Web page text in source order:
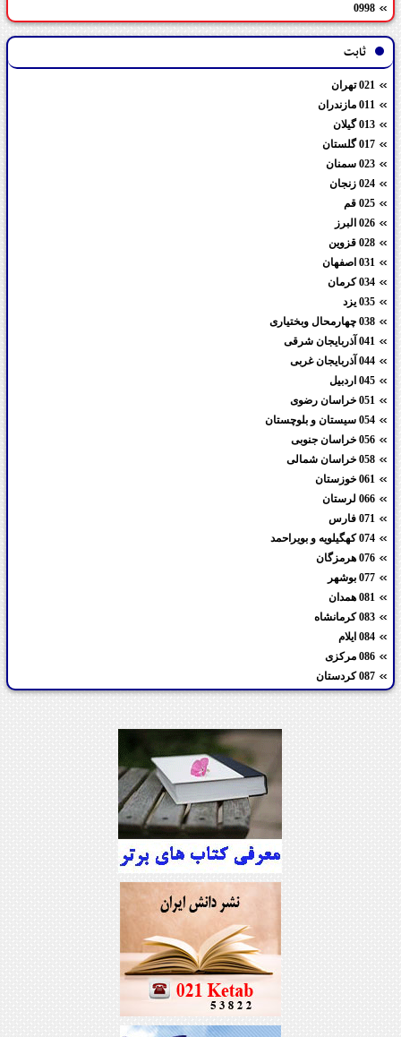
0998
ثابت
021 تهران
011 مازندران
013 گیلان
017 گلستان
023 سمنان
024 زنجان
025 قم
026 البرز
028 قزوین
031 اصفهان
034 کرمان
035 یزد
038 چهارمحال وبختیاری
041 آذربایجان شرقی
044 آذربایجان غربی
045 اردبیل
051 خراسان رضوی
054 سیستان و بلوچستان
056 خراسان جنوبی
058 خراسان شمالی
061 خوزستان
066 لرستان
071 فارس
074 کهگیلویه و بویراحمد
076 هرمزگان
077 بوشهر
081 همدان
083 کرمانشاه
084 ایلام
086 مرکزی
087 کردستان